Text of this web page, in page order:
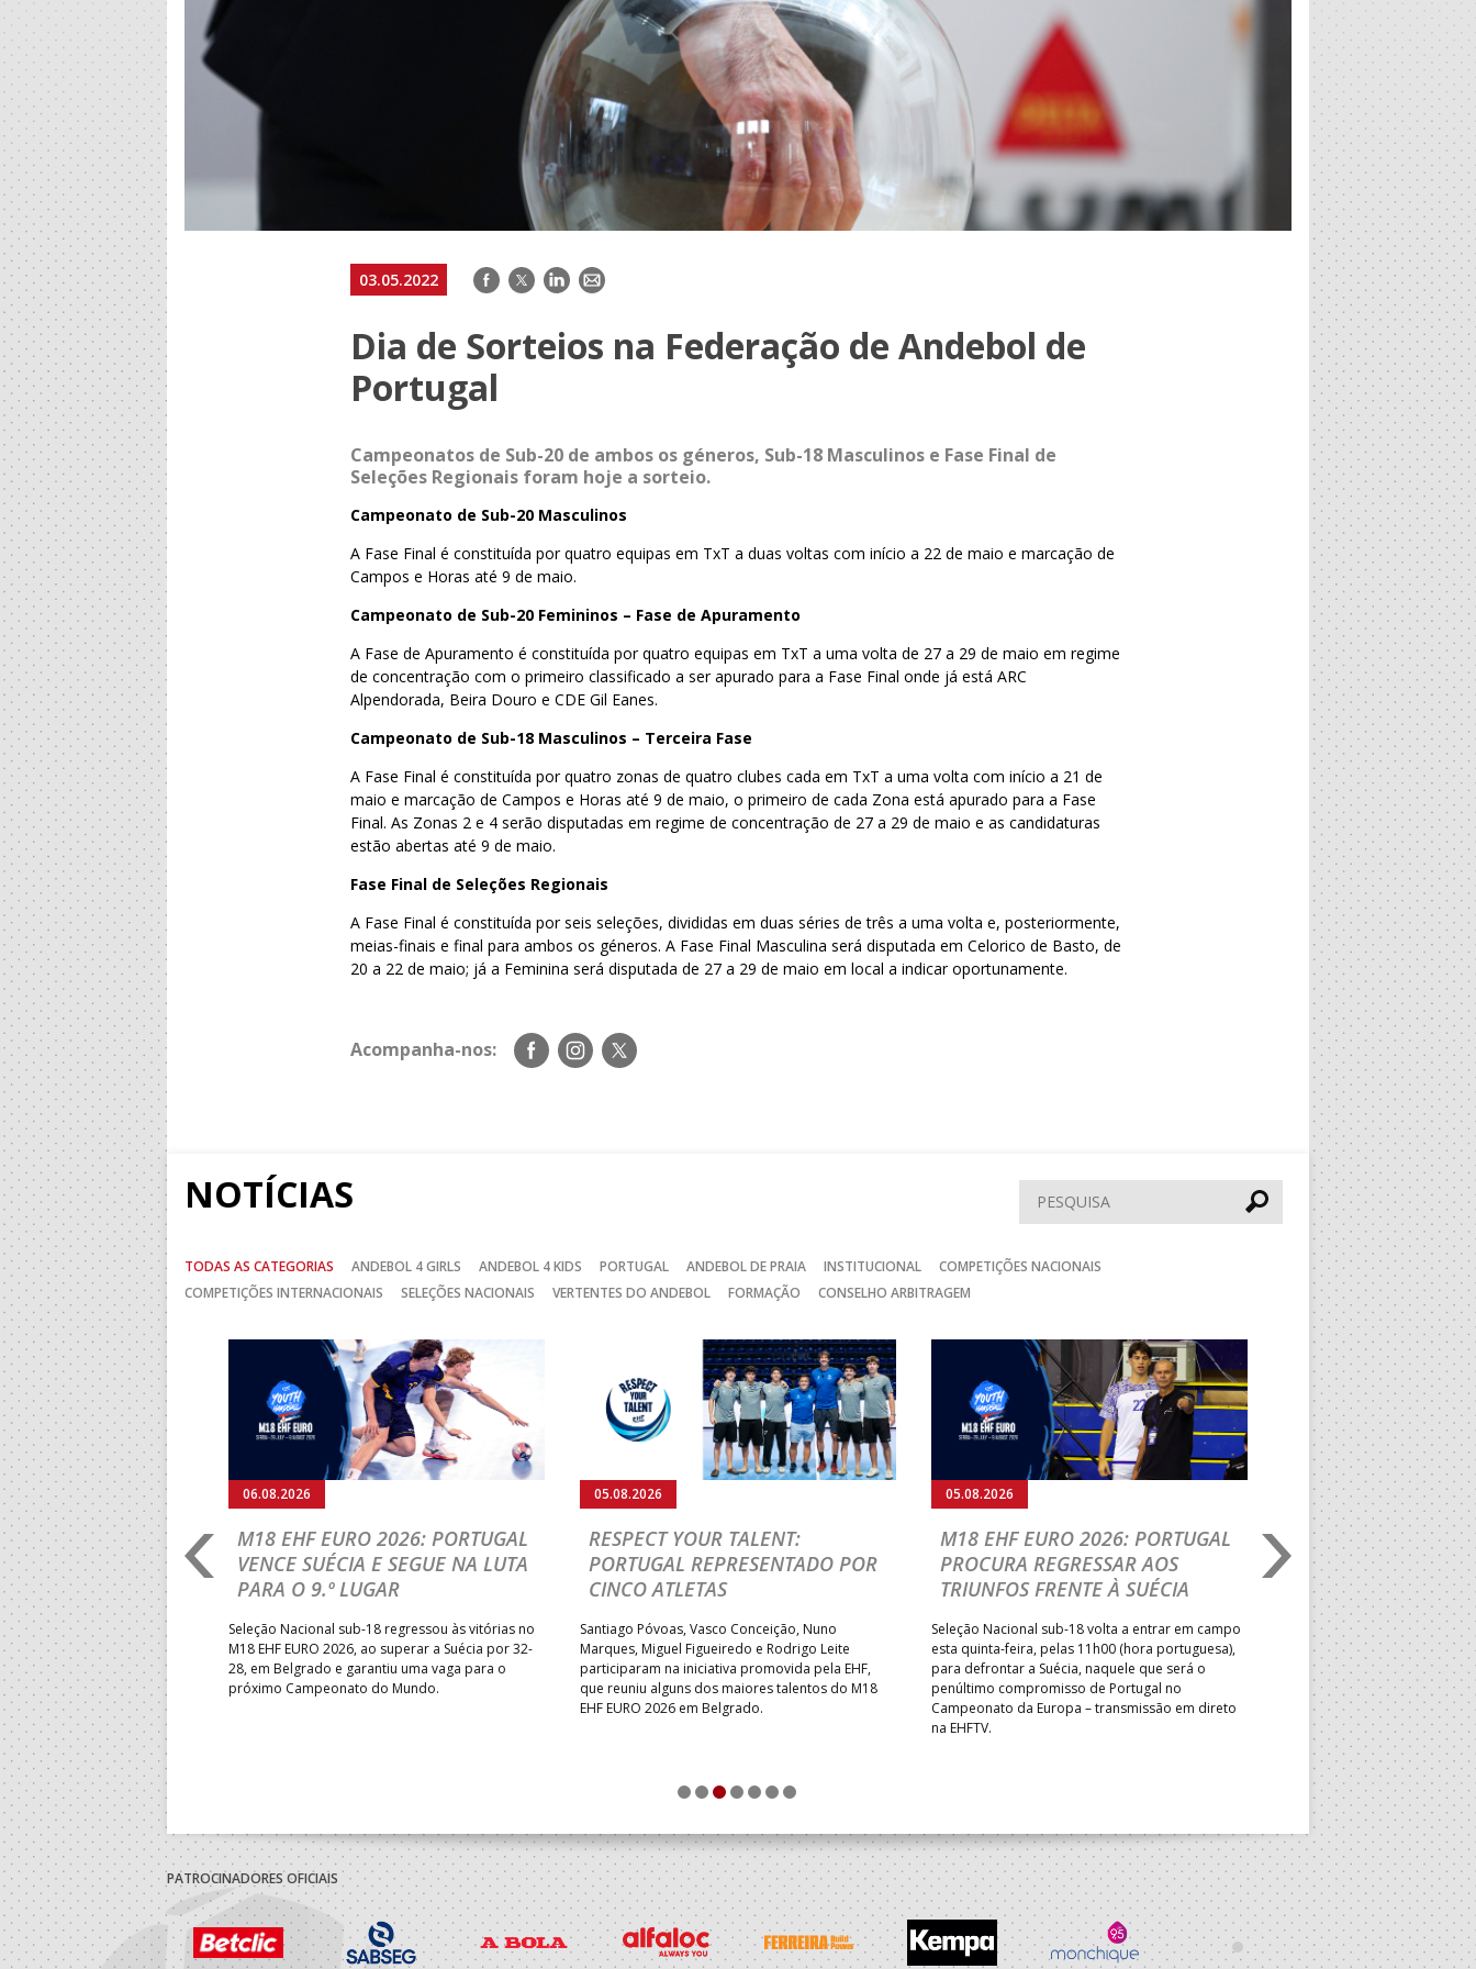
03.05.2022 Facebook
TwitterLinkedIn
E-
Dia de Sorteios na Federação de Andebol de
Portugal
Campeonatos de Sub-20 de ambos os géneros, Sub-18 Masculinos e Fase Final de
Seleções Regionais foram hoje a sorteio.
Campeonato de Sub-20 Masculinos
A Fase Final é constituída por quatro equipas em TxT a duas voltas com início a 22 de maio e marcação de
Campos e Horas até 9 de maio.
Campeonato de Sub-20 Femininos – Fase de Apuramento
A Fase de Apuramento é constituída por quatro equipas em TxT a uma volta de 27 a 29 de maio em regime
de concentração com o primeiro classificado a ser apurado para a Fase Final onde já está ARC
Alpendorada, Beira Douro e CDE Gil Eanes.
Campeonato de Sub-18 Masculinos – Terceira Fase
A Fase Final é constituída por quatro zonas de quatro clubes cada em TxT a uma volta com início a 21 de
maio e marcação de Campos e Horas até 9 de maio, o primeiro de cada Zona está apurado para a Fase
Final. As Zonas 2 e 4 serão disputadas em regime de concentração de 27 a 29 de maio e as candidaturas
estão abertas até 9 de maio.
Fase Final de Seleções Regionais
A Fase Final é constituída por seis seleções, divididas em duas séries de três a uma volta e, posteriormente,
meias-finais e final para ambos os géneros. A Fase Final Masculina será disputada em Celorico de Basto, de
20 a 22 de maio; já a Feminina será disputada de 27 a 29 de maio em local a indicar oportunamente.
Acompanha-nos:
Siga-
nos
Siga-
nos
Siga-
nos
NOTÍCIAS Pesquisar
TODAS AS CATEGORIAS ANDEBOL 4 GIRLS ANDEBOL 4 KIDS PORTUGAL ANDEBOL DE PRAIA INSTITUCIONAL
COMPETIÇÕES NACIONAIS
COMPETIÇÕES INTERNACIONAIS
SELEÇÕES NACIONAIS VERTENTES DO ANDEBOL FORMAÇÃO CONSELHO ARBITRAGEM
CHAMPIONSHIP:
PARA A EQUIPA
o Brasil, em Ramnicu
apuramento dos lugares 17
confortável das jogadoras
06.08.2026
M18 EHF EURO 2026: PORTUGAL
VENCE SUÉCIA E SEGUE NA LUTA
PARA O 9.º LUGAR
Seleção Nacional sub-18 regressou às vitórias no
M18 EHF EURO 2026, ao superar a Suécia por 32-
28, em Belgrado e garantiu uma vaga para o
próximo Campeonato do Mundo.
05.08.2026
RESPECT YOUR TALENT:
PORTUGAL REPRESENTADO POR
CINCO ATLETAS
Santiago Póvoas, Vasco Conceição, Nuno
Marques, Miguel Figueiredo e Rodrigo Leite
participaram na iniciativa promovida pela EHF,
que reuniu alguns dos maiores talentos do M18
EHF EURO 2026 em Belgrado.
05.08.2026
M18 EHF EURO 2026: PORTUGAL
PROCURA REGRESSAR AOS
TRIUNFOS FRENTE À SUÉCIA
Seleção Nacional sub-18 volta a entrar em campo
esta quinta-feira, pelas 11h00 (hora portuguesa),
para defrontar a Suécia, naquele que será o
penúltimo compromisso de Portugal no
Campeonato da Europa – transmissão em direto
na EHFTV.
05.08.2026
IHF W18 WORLD
BRASIL É O
ADVERSÁRIO DA
ELIMINAR DA
Depois do primeiro lugar na
President’s Cup, Portugal
Brasil, esta quinta-feira, no
Jogos de Apuramento entre o
Campeonato do Mundo sub-
Seguinte
1 2 3 4 5 6 7
PATROCINADORES OFICIAIS